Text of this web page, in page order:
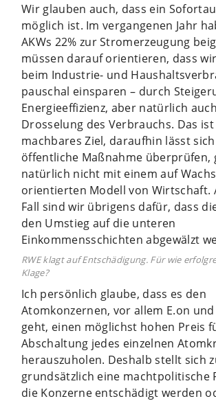
Wir glauben auch, dass ein
möglich ist. Im vergangenen Jahr
AKWs 22% zur Stromerzeugung
müssen darauf orientieren, dass
beim Industrie- und
pauschal einsparen – durch
Energieeffizienz, aber natürlich
Drosselung des Verbrauchs. Das
machbares Ziel, daraufhin lässt
öffentliche Maßnahme überprüfen,
natürlich nicht mit einem auf
orientierten Modell von Wirtschaft.
Fall sind wir übrigens dafür, dass
den Umstieg auf die unteren
Einkommensschichten abgewälzt
RWE klagt auf Entschädigung. Für wie
Klage?
Ich persönlich glaube, dass es den
Atomkonzernen, vor allem E.on und
geht, einen möglichst hohen Preis
Abschaltung jedes einzelnen
herauszuholen. Deshalb stellt sich
grundsätzlich eine machtpolitische
die Konzerne entschädigt werden